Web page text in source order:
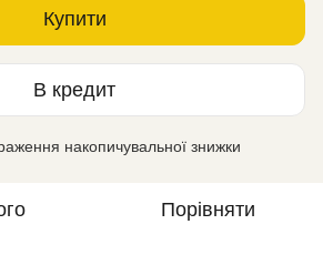
Купити
В кредит
накопичувальної знижки
Порівняти